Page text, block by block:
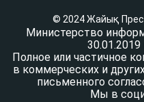
© 2024 Жайық
Министерство
Полное или частичное
в коммерческих и
письменного
Мы в